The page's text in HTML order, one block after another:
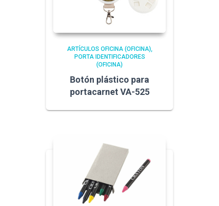
ARTÍCULOS OFICINA (OFICINA)
PORTA IDENTIFICADORES
(OFICINA)
Botón plástico para
portacarnet VA-525